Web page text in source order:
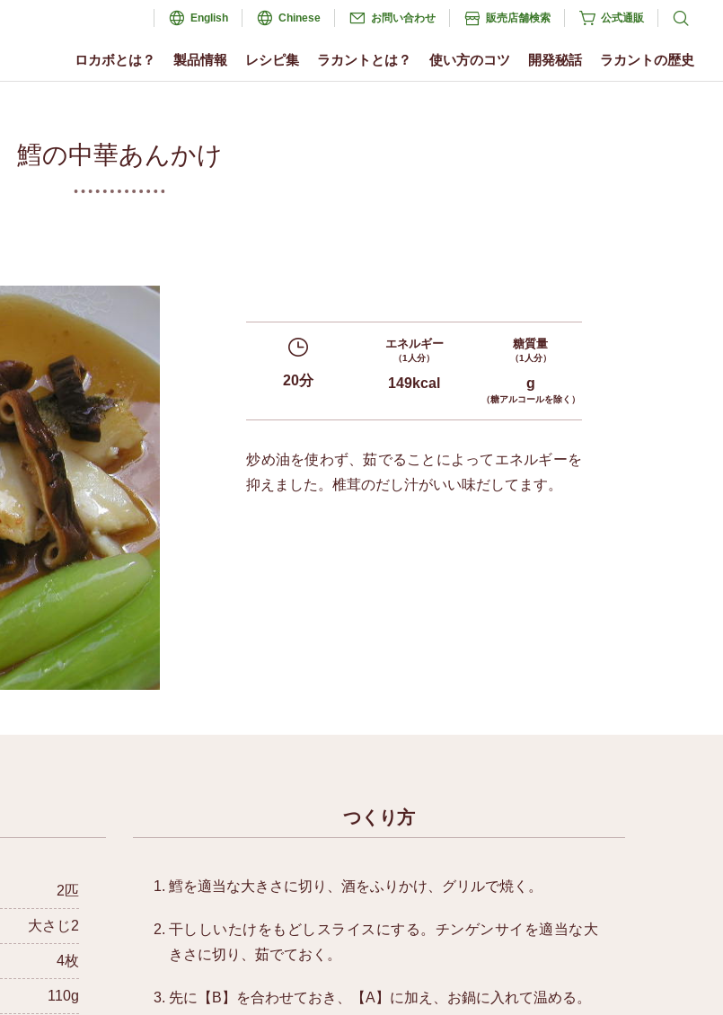
ロカボとは？ 製品情報 レシピ集 ラカントとは？ 使い方のコツ 開発秘話 ラカントの歴史
English Chinese お問い合わせ 販売店舗検索 公式通販
鱈の中華あんかけ
20分
エネルギー
（1人分）
149kcal
糖質量
（1人分）
g
（糖アルコールを除く）
炒め油を使わず、茹でることによってエネルギーを
抑えました。椎茸のだし汁がいい味だしてます。
2匹
大さじ2
4枚
110g
つくり方
鱈を適当な大きさに切り、酒をふりかけ、グリルで焼く。
干ししいたけをもどしスライスにする。チンゲンサイを適当な大
きさに切り、茹でておく。
先に【B】を合わせておき、【A】に加え、お鍋に入れて温める。